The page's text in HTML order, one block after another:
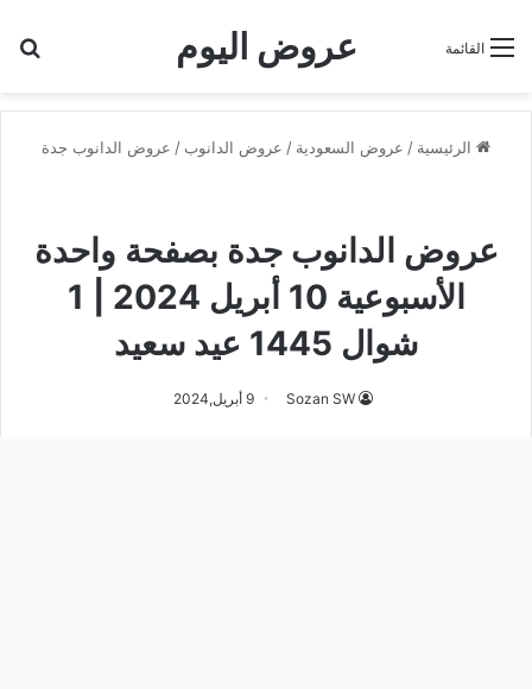
عروض اليوم القائمة
الرئيسية / عروض السعودية / عروض الدانوب / عروض الدانوب جدة
عروض الدانوب جدة بصفحة واحدة
الأسبوعية 10 أبريل 2024 | 1
شوال 1445 عيد سعيد
Sozan SW 9 أبريل,2024